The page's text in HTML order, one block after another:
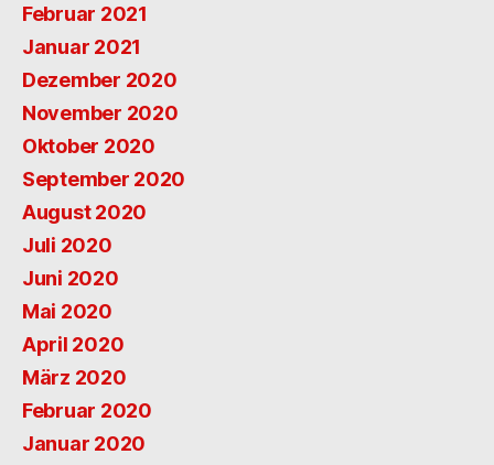
Februar 2021
Januar 2021
Dezember 2020
November 2020
Oktober 2020
September 2020
August 2020
Juli 2020
Juni 2020
Mai 2020
April 2020
März 2020
Februar 2020
Januar 2020